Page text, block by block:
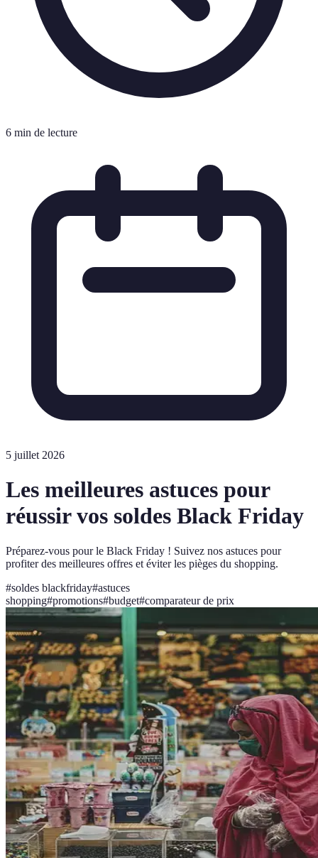
6 min de lecture
5 juillet 2026
Les meilleures astuces pour
réussir vos soldes Black Friday
Préparez-vous pour le Black Friday ! Suivez nos astuces pour
profiter des meilleures offres et éviter les pièges du shopping.
#soldes blackfriday#astuces
shopping#promotions#budget#comparateur de prix